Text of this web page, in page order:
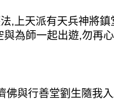
天派有天兵神將鎮
為師一起出遊,勿再
與行善堂劉生隨我